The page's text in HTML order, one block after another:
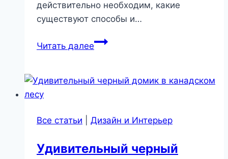
действительно необходим, какие
существуют способы и…
Читать далееСлив
бойлера:
и
мастера
Все статьи Дизайн и Интерьер
Удивительный черный